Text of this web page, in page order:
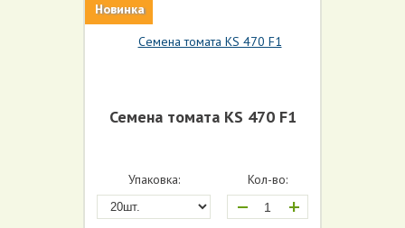
Тип плода (все)
Новинка
Семена томата KS 470 F1
Упаковка: Кол-во:
+